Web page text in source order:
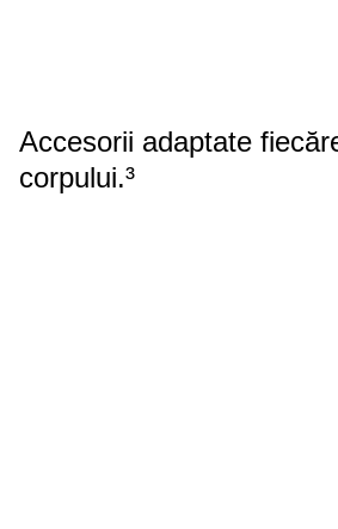
Accesorii adaptate
corpului.³